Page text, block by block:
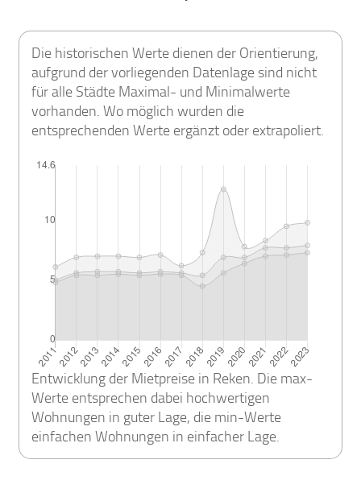
Die historischen Werte dienen der Orientierung,
aufgrund der vorliegenden Datenlage sind nicht
für alle Städte Maximal- und Minimalwerte
vorhanden. Wo möglich wurden die
entsprechenden Werte ergänzt oder extrapoliert.
Entwicklung der Mietpreise in Reken. Die max-
Werte entsprechen dabei hochwertigen
Wohnungen in guter Lage, die min-Werte
einfachen Wohnungen in einfacher Lage.